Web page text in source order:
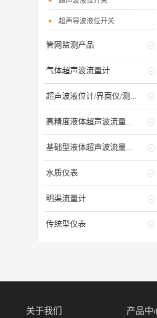
超声导波液位开关
管网监测产品
气体超声波流量计
超声波液位计/界面仪/测深仪
高精度液体超声波流量计/能量计
基础型液体超声波流量计/能量计
水质仪表
明渠流量计
传统型仪表
关于我们 产品中